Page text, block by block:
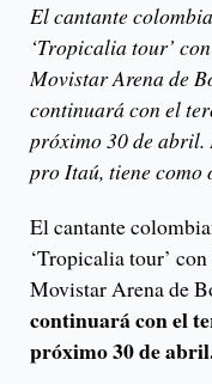
El cantante
‘Tropicalia tour’
Movistar Arena de
continuará con el
próximo 30 de abril.
pro Itaú, tiene
El cantante
‘Tropicalia tour’
Movistar Arena de
continuará con el
próximo 30 de